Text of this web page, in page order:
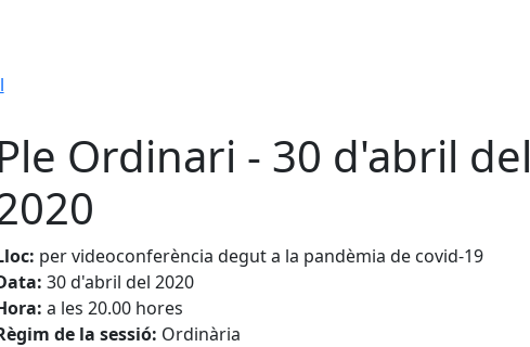
Ordinari - 30 d'abril del
per videoconferència degut a la pandèmia de covid-19
30 d'abril del 2020
a les 20.00 hores
de la sessió: Ordinària